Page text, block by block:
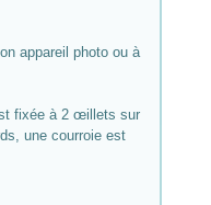
appareil photo ou à
fixée à 2 œillets sur
une courroie est